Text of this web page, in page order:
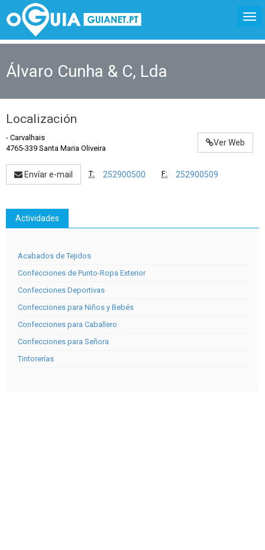
Álvaro Cunha & C, Lda
Localización
Ver Web
- Carvalhais
4765-339 Santa Maria Oliveira
Envíar e-mail T: 252900500 F: 252900509
Actividades
Acabados de Tejidos
Confecciones de Punto-Ropa Exterior
Confecciones Deportivas
Confecciones para Niños y Bebés
Confecciones para Caballero
Confecciones para Señora
Tintorerías